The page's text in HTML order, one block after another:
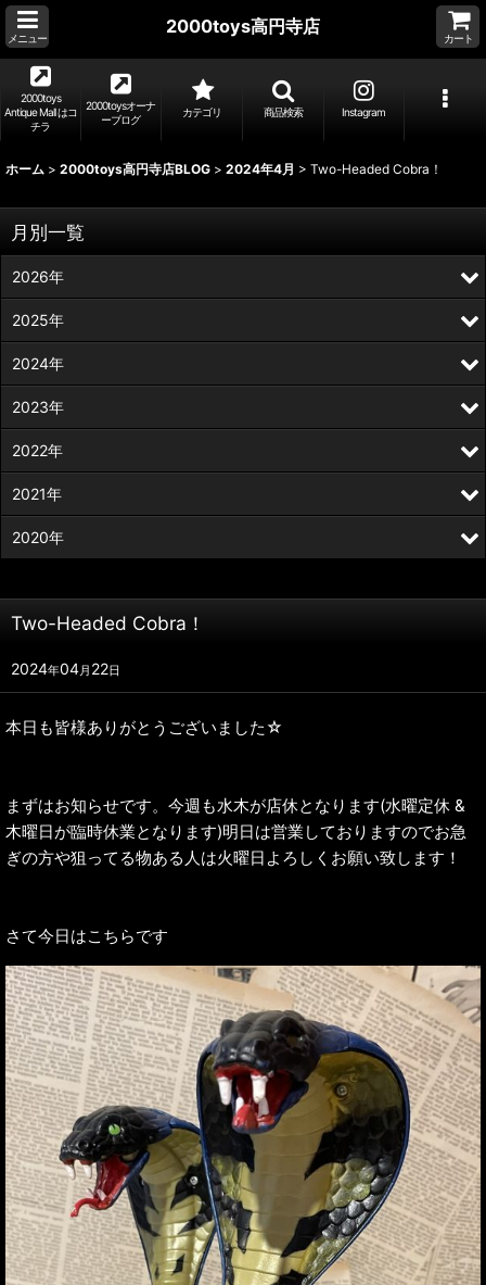
メニュー
2000toys高円寺店
カート
2000toys
Antique Mall はコ
チラ
2000toysオーナ
ーブログ
カテゴリ 商品検索 Instagram
ホーム > 2000toys高円寺店BLOG > 2024年4月 > Two-Headed Cobra！
Two-Headed Cobra！
2024年04月 22日
本日も皆様ありがとうございました☆
まずはお知らせです。今週も水木が店休となります(水曜定休 &
木曜日が臨時休業となります)明日は営業しておりますのでお急
ぎの方や狙ってる物ある人は火曜日よろしくお願い致します！
さて今日はこちらです
月別一覧
2026年
2025年
2024年
2023年
2022年
2021年
2020年